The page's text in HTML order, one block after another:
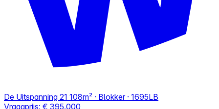
De Uitspanning 21 108m² · Blokker · 1695LB
Vraagprijs: € 395.000